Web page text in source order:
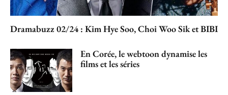
Dramabuzz 02/24 : Kim Hye Soo, Choi Woo Sik et BIBI
En Corée, le webtoon dynamise les
films et les séries